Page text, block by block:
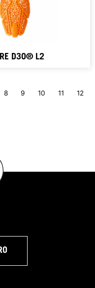
D3O® L2
8 9 10 11 12